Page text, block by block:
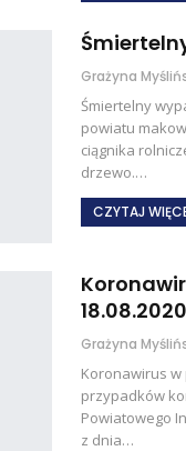
Śmiertelny
powiatu
ciągnika
drzewo.…
CZYTAJ
Koronawirus w
przypadków
Powiatowego
z dnia…